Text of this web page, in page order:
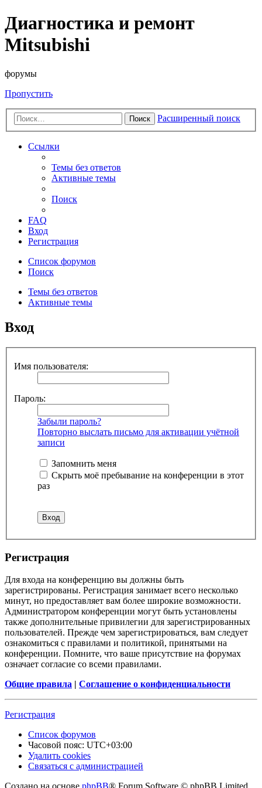
Диагностика и ремонт
Mitsubishi
форумы
Пропустить
Поиск Расширенный поиск
Ссылки
Темы без ответов
Активные темы
Поиск
FAQ
Вход
Регистрация
Список форумов
Поиск
Темы без ответов
Активные темы
Вход
Имя пользователя:
Пароль:
Забыли пароль?
Повторно выслать письмо для активации учётной
записи
Запомнить меня
Скрыть моё пребывание на конференции в этот
раз
Регистрация
Для входа на конференцию вы должны быть
зарегистрированы. Регистрация занимает всего несколько
минут, но предоставляет вам более широкие возможности.
Администратором конференции могут быть установлены
также дополнительные привилегии для зарегистрированных
пользователей. Прежде чем зарегистрироваться, вам следует
ознакомиться с правилами и политикой, принятыми на
конференции. Помните, что ваше присутствие на форумах
означает согласие со всеми правилами.
Общие правила | Соглашение о конфиденциальности
Регистрация
Список форумов
Часовой пояс: UTC+03:00
Удалить cookies
Связаться с администрацией